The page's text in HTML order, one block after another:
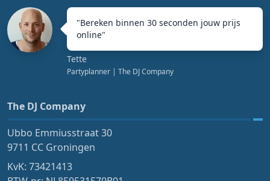
"Bereken binnen 30 seconden jouw prijs
online"
Tette
Partyplanner | The DJ Company
The DJ Company
Ubbo Emmiusstraat 30
9711 CC Groningen
KvK: 73421413